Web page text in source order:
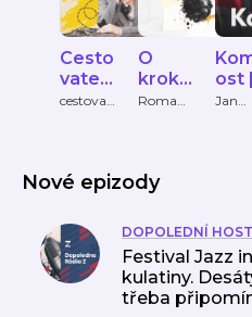
Cesto
vatels
ký
cestovat
O
krok
dál
Romana
ost |
Podc
Jan
Nové epizody
DOPOLEDNÍ HOST
Festival Jazz
kulatiny.
třeba